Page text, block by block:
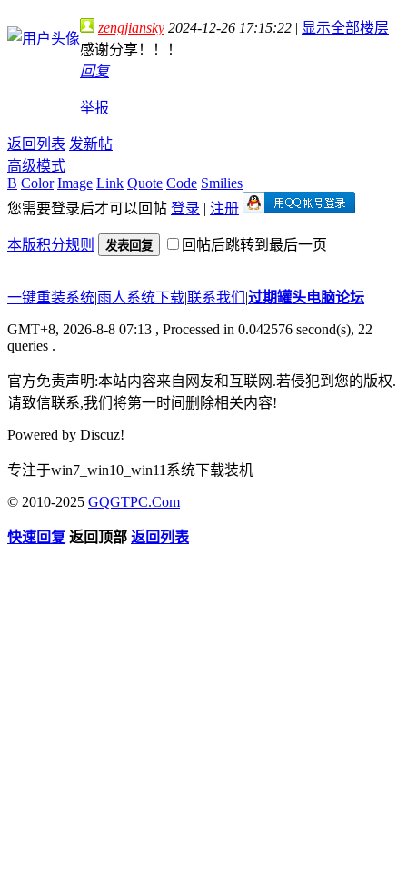
zengjiansky 2024-12-26 17:15:22 | 显示全部楼层
感谢分享！！！
回复
举报
返回列表 发新帖
高级模式
B Color Image Link Quote Code Smilies
您需要登录后才可以回帖 登录 | 注册
本版积分规则 发表回复 回帖后跳转到最后一页
一键重装系统|雨人系统下载|联系我们 |过期罐头电脑论坛
GMT+8, 2026-8-8 07:13 , Processed in 0.042576 second(s), 22
queries .
官方免责声明:本站内容来自网友和互联网.若侵犯到您的版权.
请致信联系,我们将第一时间删除相关内容!
Powered by Discuz!
专注于win7_win10_win11系统下载装机
© 2010-2025 GQGTPC.Com
快速回复 返回顶部 返回列表